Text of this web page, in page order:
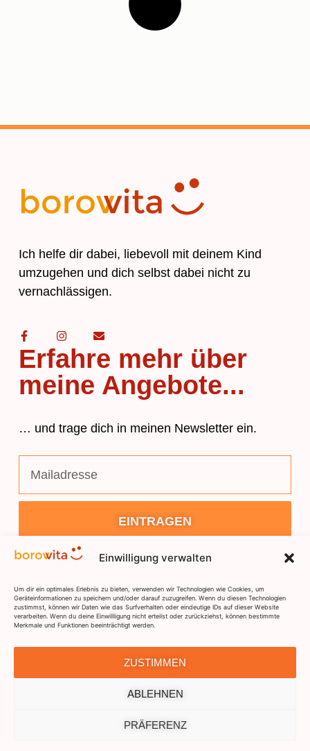
Einwilligung verwalten
Um dir ein optimales Erlebnis zu bieten, verwenden wir Technologien wie Cookies, um
Geräteinformationen zu speichern und/oder darauf zuzugreifen. Wenn du diesen Technologien
zustimmst, können wir Daten wie das Surfverhalten oder eindeutige IDs auf dieser Website
verarbeiten. Wenn du deine Einwillligung nicht erteilst oder zurückziehst, können bestimmte
Merkmale und Funktionen beeinträchtigt werden.
ZUSTIMMEN
ABLEHNEN
PRÄFERENZ
Ich helfe dir dabei, liebevoll mit deinem Kind
umzugehen und dich selbst dabei nicht zu
vernachlässigen.
Erfahre mehr über
meine Angebote...
… und trage dich in meinen Newsletter ein.
EINTRAGEN
DSGVO IMPRESSUM KONTAKT